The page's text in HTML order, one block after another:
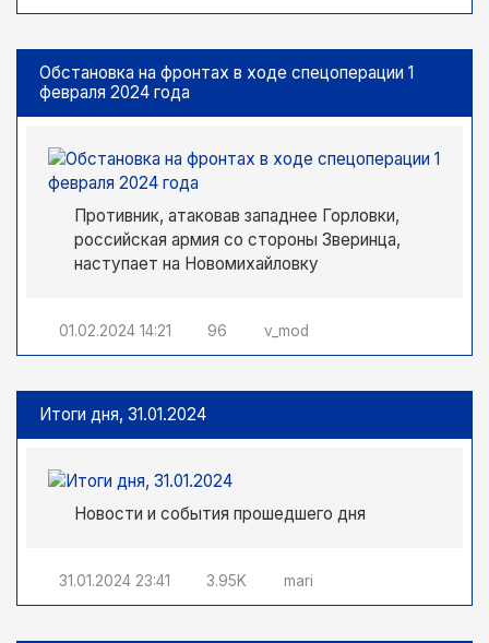
Обстановка на фронтах в ходе спецоперации 1
февраля 2024 года
Противник, атаковав западнее Горловки,
российская армия со стороны Зверинца,
наступает на Новомихайловку
01.02.2024 14:21 96 v_mod
Итоги дня, 31.01.2024
Новости и события прошедшего дня
31.01.2024 23:41 3.95K mari